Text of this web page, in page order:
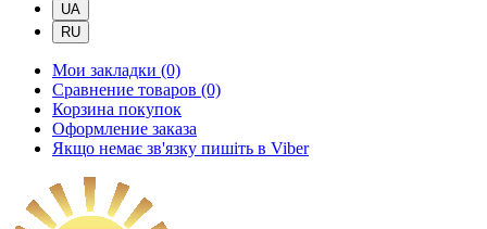
UA
RU
Мои закладки (0)
Сравнение товаров (0)
Корзина покупок
Оформление заказа
Якщо немає зв'язку пишіть в Viber